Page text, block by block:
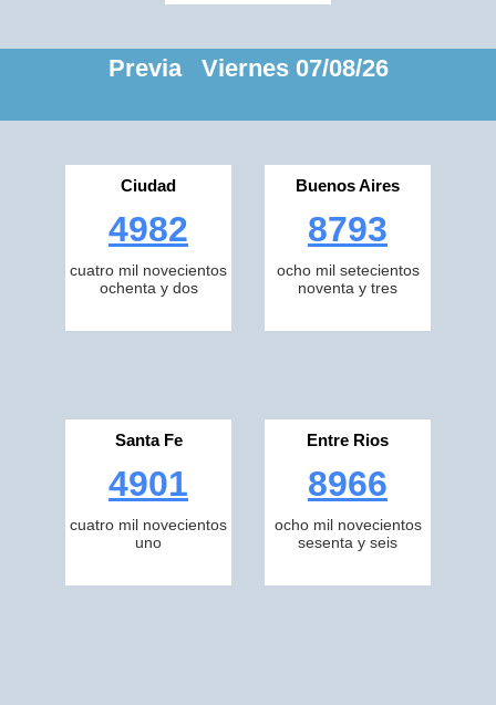
Previa Viernes 07/08/26
Ciudad
4982
cuatro mil novecientos
ochenta y dos
Buenos Aires
8793
ocho mil setecientos
noventa y tres
Santa Fe
4901
cuatro mil novecientos
uno
Entre Rios
8966
ocho mil novecientos
sesenta y seis